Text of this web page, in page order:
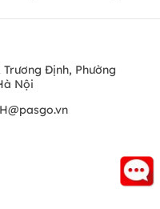
Định, Phường
Nội